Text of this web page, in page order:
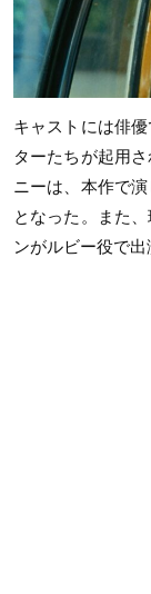
キャストには俳
ターたちが起用
ニーは、本作で
となった。また
ンがルビー役で出